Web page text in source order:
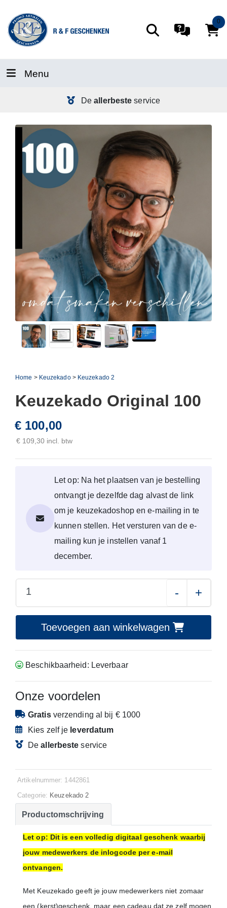
0
Menu
Deallerbeste service
Home > Keuzekado> Keuzekado 2
Keuzekado Original 100
€ 100,00
€ 109,30 incl. btw
Let op: Na het plaatsen van je bestelling
ontvangt je dezelfde dag alvast de link
om je keuzekadoshop en e-mailing in te
kunnen stellen. Het versturen van de e-
mailing kun je instellen vanaf 1
december.
- +
Toevoegen aan winkelwagen
Beschikbaarheid: Leverbaar
Onze voordelen
Gratisverzending al bij € 1000
Kies zelf je leverdatum
Deallerbeste service
Artikelnummer: 1442861
Categorie: Keuzekado 2
Productomschrijving
Let op: Dit is een volledig digitaal geschenk waarbij
jouw medewerkers de inlogcode per e-mail
ontvangen.
Met Keuzekado geeft je jouw medewerkers niet zomaar
een (kerst)geschenk, maar een cadeau dat ze zelf mogen